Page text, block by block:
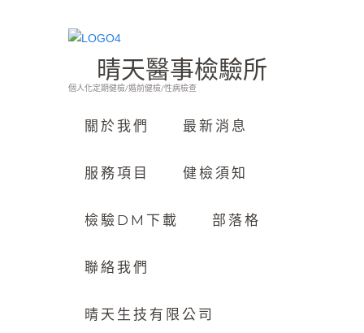
晴天醫事檢驗所
個人化定期健檢/婚前健檢/性病檢查
關於我們 最新消息
服務項目 健檢須知
檢驗DM下載 部落格
聯絡我們
晴天生技有限公司